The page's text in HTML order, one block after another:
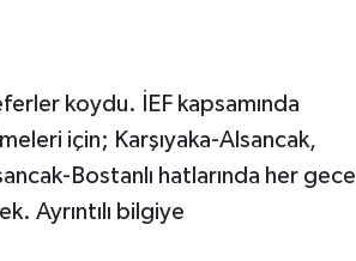
koydu. İEF kapsamında
için; Karşıyaka-Alsancak,
Bostanlı hatlarında her gece
Ayrıntılı bilgiye